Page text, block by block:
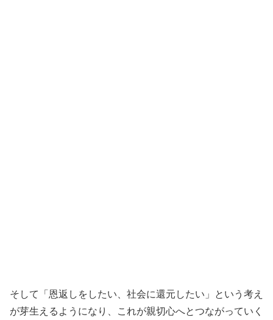
そして「恩返しをしたい、社会に還元したい」という考え
が芽生えるようになり、これが親切心へとつながっていく